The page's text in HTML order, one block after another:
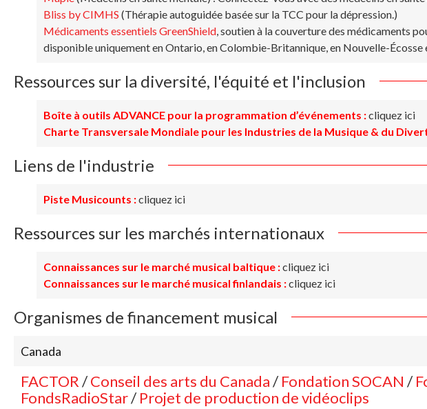
Bliss by CIMHS (Thérapie autoguidée basée sur la TCC pour la dépression.)
Médicaments essentiels GreenShield, soutien à la couverture des médicaments
disponible uniquement en Ontario, en Colombie-Britannique, en Nouvelle-Écosse
Ressources sur la diversité, l'équité et l'inclusion
Boîte à outils ADVANCE pour la programmation d’événements :cliquez ici
Charte Transversale Mondiale pour les Industries de la Musique & du
Liens de l'industrie
Piste Musicounts :cliquez ici
Ressources sur les marchés internationaux
Connaissances sur le marché musical baltique :cliquez ici
Connaissances sur le marché musical finlandais :cliquez ici
Organismes de financement musical
Canada
FACTOR/Conseil des arts du Canada/Fondation SOCAN /
FondsRadioStar/Projet de production de vidéoclips